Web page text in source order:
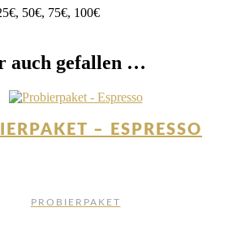
50€, 75€, 100€
auch gefallen …
– ESPRESSO
PROBIERPAKET